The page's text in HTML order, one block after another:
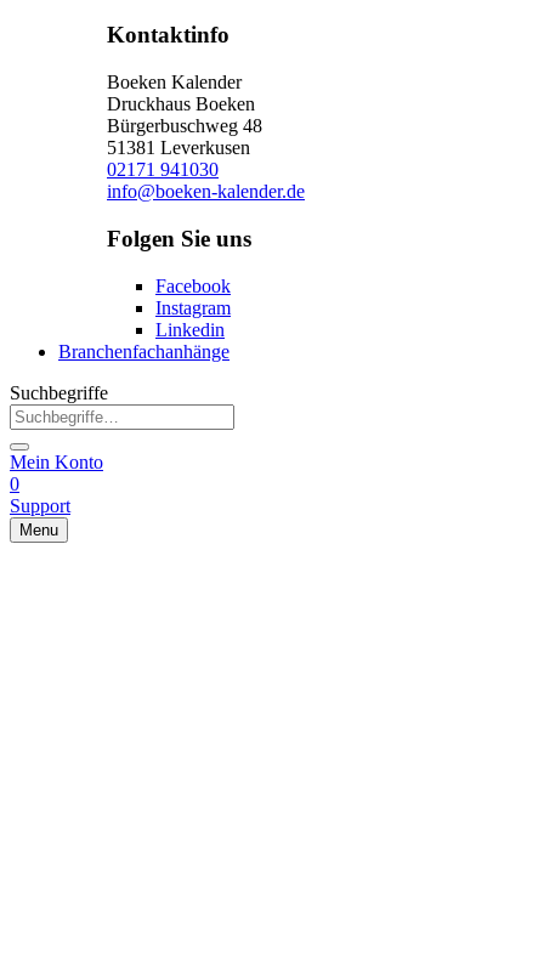
Kontaktinfo
Boeken Kalender
Druckhaus Boeken
Bürgerbuschweg 48
51381 Leverkusen
02171 941030
info@boeken-kalender.de
Folgen Sie uns
Facebook
Instagram
Linkedin
Branchenfachanhänge
Suchbegriffe
Mein Konto
0
Support
Menu